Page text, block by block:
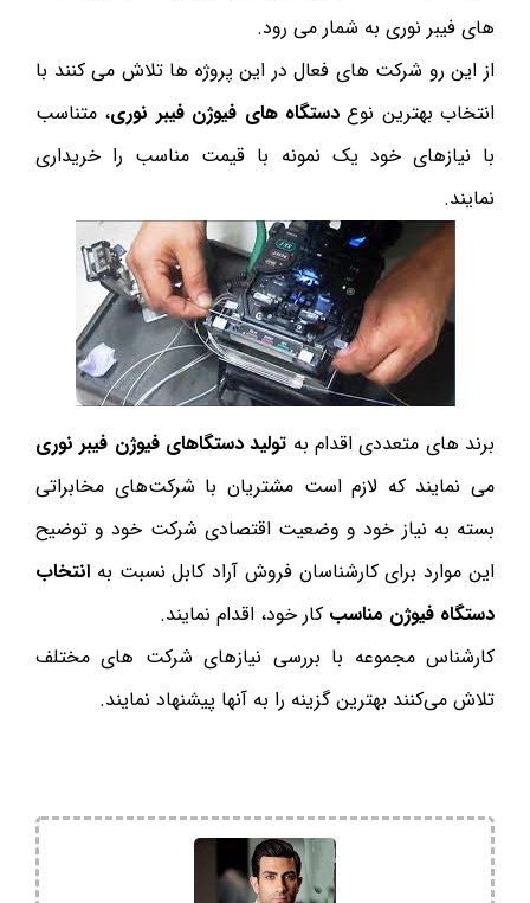
های فیبر نوری به شمار می رود.
از این رو شرکت های فعال در این پروژه ها تلاش می کنند با
انتخاب بهترین نوعدستگاه های فیوژن فیبر نوری، متناسب
با نیازهای خود یک نمونه با قیمت مناسب را خریداری
نمایند.
برند های متعددی اقدام به تولید دستگاهای فیوژن فیبر نوری
می نمایند که لازم است مشتریان با شرکت‌های مخابراتی
بسته به نیاز خود و وضعیت اقتصادی شرکت خود و توضیح
این موارد برای کارشناسان فروش آراد کابل نسبت به انتخاب
دستگاه فیوژن مناسب کار خود، اقدام نمایند.
کارشناس مجموعه با بررسی نیازهای شرکت های مختلف
تلاش می‌کنند بهترین گزینه را به آنها پیشنهاد نمایند.